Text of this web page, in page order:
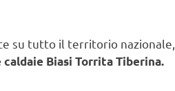
su tutto il territorio nazionale,
caldaie Biasi Torrita Tiberina.